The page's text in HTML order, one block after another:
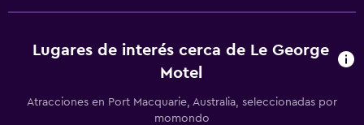
Lugares de interés cerca de Le George
Motel
Atracciones en Port Macquarie, Australia, seleccionadas por
momondo